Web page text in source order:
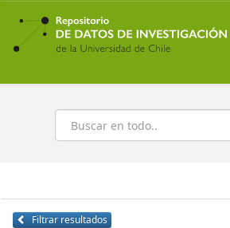
Ir
contenido
principal
Buscar
Filtrar resultados